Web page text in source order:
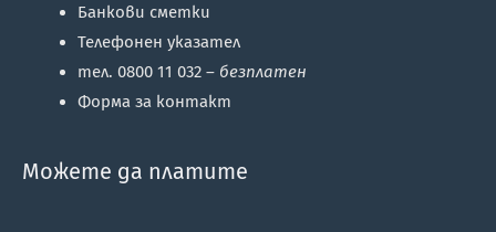
Банкови сметки
Телефонен указател
тел. 0800 11 032 – безплатен
Форма за контакт
Можете да платите